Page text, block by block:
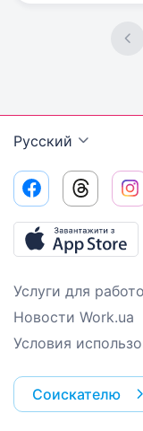
Русский
Услуги для
Новости Work.ua
Условия
Соискателю